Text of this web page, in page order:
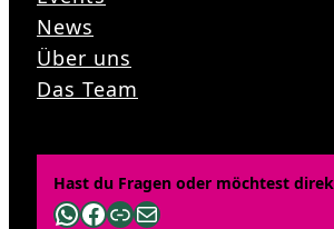
News
Über uns
Das Team
Hast du Fragen oder möchtest
WhatsApp
Facebook
Link
E-Mail